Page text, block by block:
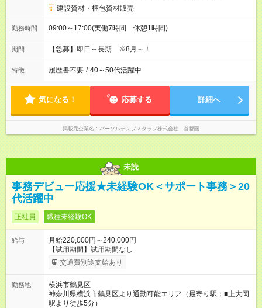
建設資材・梱包資材販売
勤務時間 09:00～17:00(実働7時間 休憩1時間)
期間 【急募】即日～長期 ※8月～！
特徴 履歴書不要 / 40～50代活躍中
気になる！ 応募する 詳細へ
掲載元企業名 パーソルテンプスタッフ株式会社 首都圏
未読
事務デビュー応援★未経験OK＜サポート事務＞20
代活躍中
正社員 職種未経験OK
給与
月給220,000円～240,000円
【試用期間】試用期間なし
交通費別途支給あり
勤務地
横浜市鶴見区
神奈川県横浜市鶴見区より通勤可能エリア（最寄り駅：■上大岡
駅より徒歩5分）